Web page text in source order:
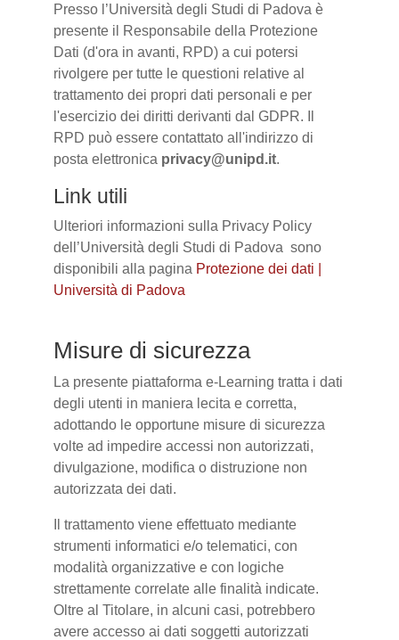
Presso l’Università degli Studi di Padova è
presente il Responsabile della Protezione
Dati (d'ora in avanti, RPD) a cui potersi
rivolgere per tutte le questioni relative al
trattamento dei propri dati personali e per
l'esercizio dei diritti derivanti dal GDPR. Il
RPD può essere contattato all'indirizzo di
posta elettronica privacy@unipd.it.
Link utili
Ulteriori informazioni sulla Privacy Policy
dell’Università degli Studi di Padova sono
disponibili alla pagina Protezione dei dati |
Università di Padova
Misure di sicurezza
La presente piattaforma e-Learning tratta i dati
degli utenti in maniera lecita e corretta,
adottando le opportune misure di sicurezza
volte ad impedire accessi non autorizzati,
divulgazione, modifica o distruzione non
autorizzata dei dati.
Il trattamento viene effettuato mediante
strumenti informatici e/o telematici, con
modalità organizzative e con logiche
strettamente correlate alle finalità indicate.
Oltre al Titolare, in alcuni casi, potrebbero
avere accesso ai dati soggetti autorizzati